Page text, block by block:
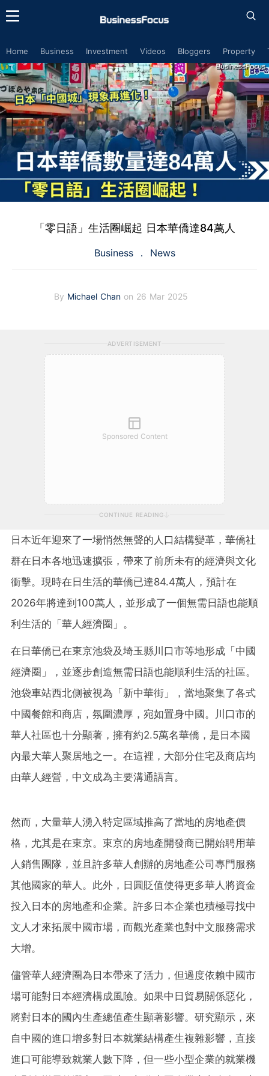
Home Business Investment Videos Bloggers Property
「零日語」生活圈崛起 日本華僑達84萬人
Business News
By Michael Chan on 26 Mar 2025
ADVERTISEMENT
Sponsored Content
CONTINUE READING
日本近年迎來了一場悄然無聲的人口結構變革，華僑社
群在日本各地迅速擴張，帶來了前所未有的經濟與文化
衝擊。現時在日生活的華僑已達84.4萬人，預計在
2026年將達到100萬人，並形成了一個無需日語也能順
利生活的「華人經濟圈」。
在日華僑已在東京池袋及埼玉縣川口市等地形成「中國
經濟圈」，並逐步創造無需日語也能順利生活的社區。
池袋車站西北側被視為「新中華街」，當地聚集了各式
中國餐館和商店，氛圍濃厚，宛如置身中國。川口市的
華人社區也十分顯著，擁有約2.5萬名華僑，是日本國
內最大華人聚居地之一。在這裡，大部分住宅及商店均
由華人經營，中文成為主要溝通語言。
然而，大量華人湧入特定區域推高了當地的房地產價
格，尤其是在東京。東京的房地產開發商已開始聘用華
人銷售團隊，並且許多華人創辦的房地產公司專門服務
其他國家的華人。此外，日圓貶值使得更多華人將資金
投入日本的房地產和企業。許多日本企業也積極尋找中
文人才來拓展中國市場，而觀光產業也對中文服務需求
大增。
儘管華人經濟圈為日本帶來了活力，但過度依賴中國市
場可能對日本經濟構成風險。如果中日貿易關係惡化，
將對日本的國內生產總值產生顯著影響。研究顯示，來
自中國的進口增多對日本就業結構產生複雜影響，直接
進口可能導致就業人數下降，但一些小型企業的就業機